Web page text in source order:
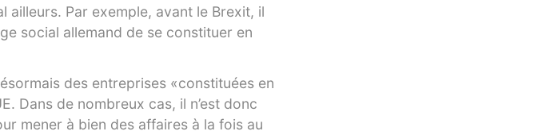
Par exemple, avant le Brexit, il
social allemand de se constituer en
des entreprises «constituées en
Dans de nombreux cas, il n’est donc
mener à bien des affaires à la fois au